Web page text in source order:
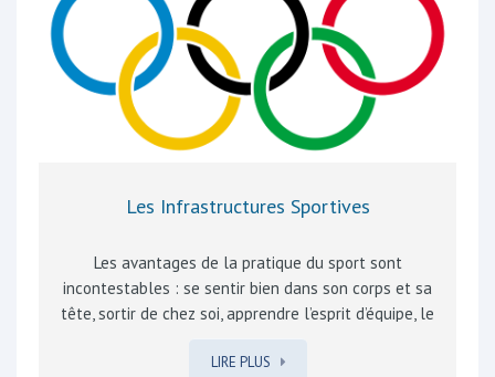
Le logement est un facteur déterminant de notre
qualité de vie. A Rebecq, de nombreux logements
publics sont à disposition, via le…
Les Infrastructures Sportives
Les avantages de la pratique du sport sont
incontestables : se sentir bien dans son corps et sa
tête, sortir de chez soi, apprendre l’esprit d’équipe, le
doués et courageux d’entre eux, se surpasser en
LIRE PLUS